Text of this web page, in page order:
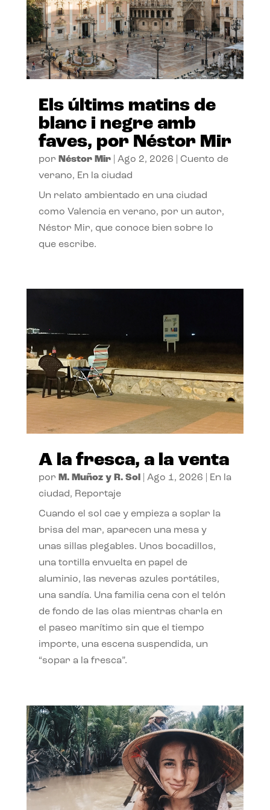
Els últims matins de
blanc i negre amb
faves, por Néstor Mir
por Néstor Mir| Ago 2, 2026
Cuento de
verano, En la ciudad
Un relato ambientado en una ciudad
como Valencia en verano, por un autor,
Néstor Mir, que conoce bien sobre lo
que escribe.
A la fresca, a la venta
por M. Muñoz y R. Sol| Ago 1, 2026
En la
ciudad, Reportaje
Cuando el sol cae y empieza a soplar la
brisa del mar, aparecen una mesa y
unas sillas plegables. Unos bocadillos,
una tortilla envuelta en papel de
aluminio, las neveras azules portátiles,
una sandía. Una familia cena con el telón
de fondo de las olas mientras charla en
el paseo marítimo sin que el tiempo
importe, una escena suspendida, un
“sopar a la fresca”.